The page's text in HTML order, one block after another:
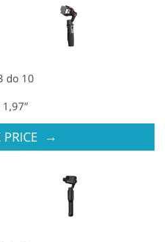
do 10
PRICE →